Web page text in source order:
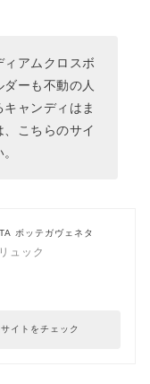
アムクロスボ
ーも不動の人
ャンディはま
こちらのサイ
ボッテガヴェネタ
ュック
イトをチェック